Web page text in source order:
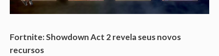
Fortnite: Showdown Act 2 revela seus novos
recursos